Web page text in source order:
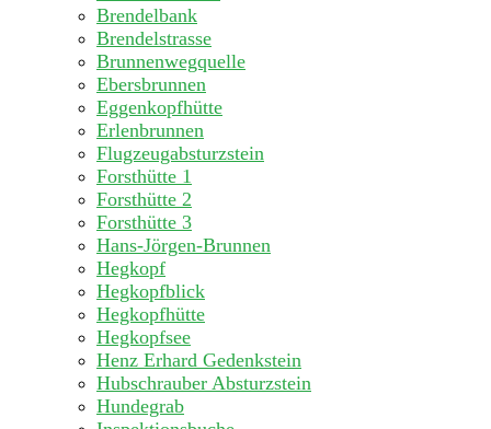
Brendelbank
Brendelstrasse
Brunnenwegquelle
Ebersbrunnen
Eggenkopfhütte
Erlenbrunnen
Flugzeugabsturzstein
Forsthütte 1
Forsthütte 2
Forsthütte 3
Hans-Jörgen-Brunnen
Hegkopf
Hegkopfblick
Hegkopfhütte
Hegkopfsee
Henz Erhard Gedenkstein
Hubschrauber Absturzstein
Hundegrab